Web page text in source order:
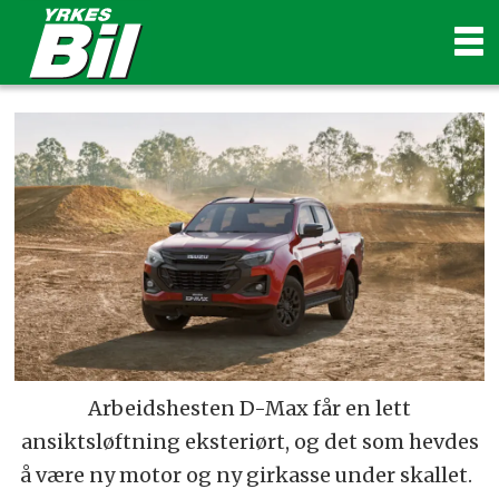
Arbeidshesten D-Max får en lett
ansiktsløftning eksteriørt, og det som hevdes
å være ny motor og ny girkasse under skallet.